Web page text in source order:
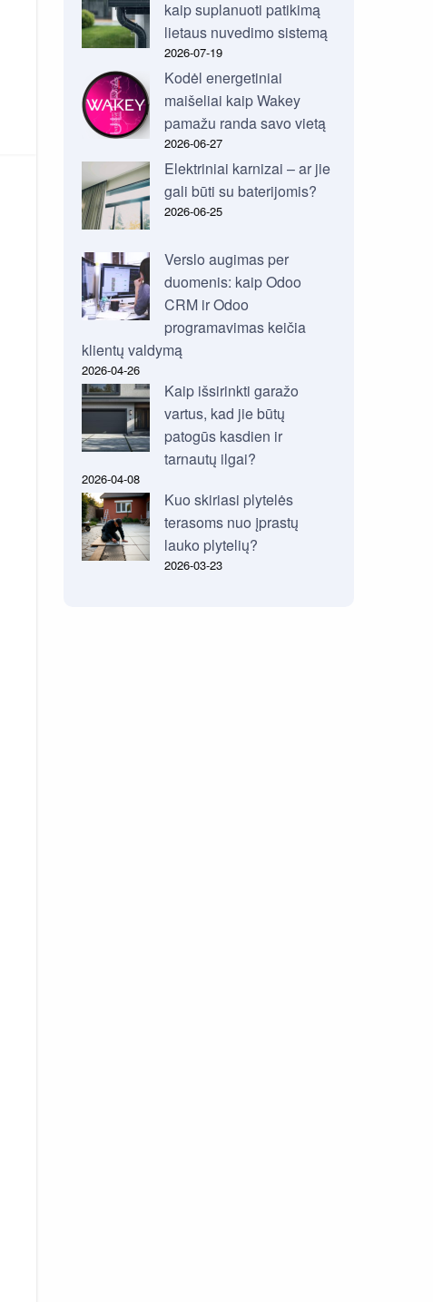
kaip suplanuoti patikimą
lietaus nuvedimo sistemą
2026-07-19
Kodėl energetiniai
maišeliai kaip Wakey
pamažu randa savo vietą
2026-06-27
Elektriniai karnizai – ar jie
gali būti su baterijomis?
2026-06-25
Verslo augimas per
duomenis: kaip Odoo
CRM ir Odoo
programavimas keičia
klientų valdymą
2026-04-26
Kaip išsirinkti garažo
vartus, kad jie būtų
patogūs kasdien ir
tarnautų ilgai?
2026-04-08
Kuo skiriasi plytelės
terasoms nuo įprastų
lauko plytelių?
2026-03-23